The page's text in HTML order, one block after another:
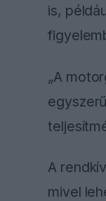
is,
„A
A
mivel